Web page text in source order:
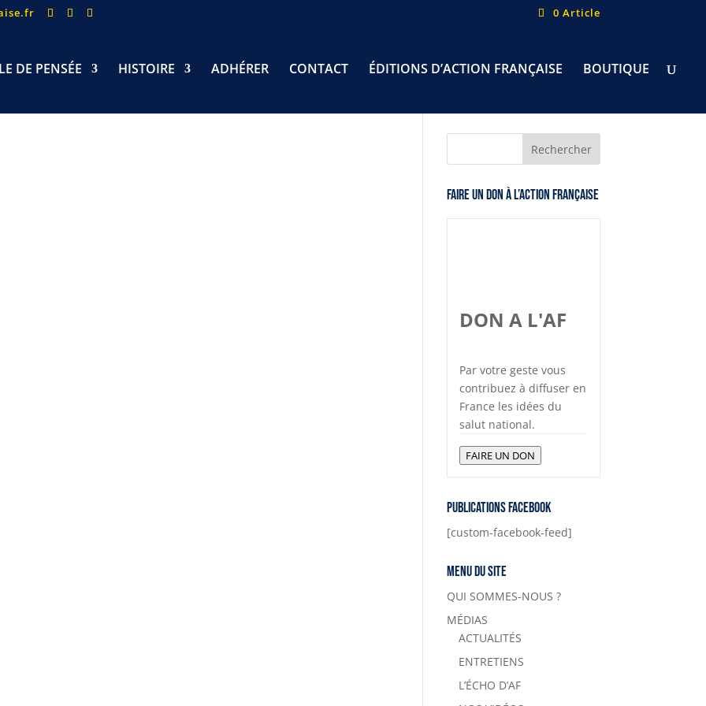
0 Article
DE PENSÉE HISTOIRE ADHÉRER CONTACT ÉDITIONS D’ACTION FRANÇAISE BOUTIQUE
Faire un don à l’Action Française
DON A L'AF
Par votre geste vous
contribuez à diffuser en
France les idées du
salut national.
FAIRE UN DON
Publications Facebook
[custom-facebook-feed]
Menu du site
QUI SOMMES-NOUS ?
MÉDIAS
ACTUALITÉS
ENTRETIENS
L’ÉCHO D’AF